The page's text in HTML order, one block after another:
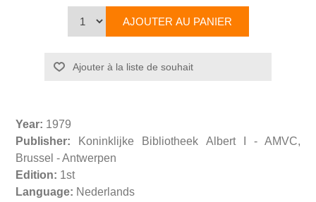
Year: 1979
Publisher: Koninklijke Bibliotheek Albert I - AMVC,
Brussel - Antwerpen
Edition: 1st
Language: Nederlands